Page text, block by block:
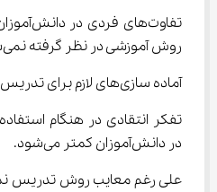
روش آموزشی در نظر گرفته نمی‌شود.
آماده سازی‌های لازم برای تدریس زمانبر خواهد بود.
تفکر انتقادی در هنگام
در دانش‌آموزان کمتر می‌شود.
علی رغم معایب روش تدریس